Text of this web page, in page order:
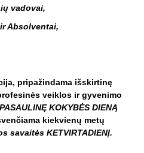
vadovai,
Absolventai,
pripažindama išskirtinę
veiklos ir gyvenimo
PASAULINĘ KOKYBĖS DIENĄ
kiekvienų metų
savaitės KETVIRTADIENĮ.